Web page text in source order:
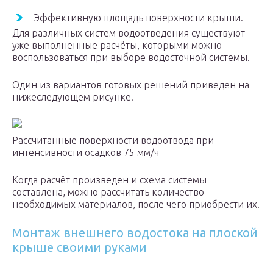
Эффективную площадь поверхности крыши.
Для различных систем водоотведения существуют
уже выполненные расчёты, которыми можно
воспользоваться при выборе водосточной системы.
Один из вариантов готовых решений приведен на
нижеследующем рисунке.
Рассчитанные поверхности водоотвода при
интенсивности осадков 75 мм/ч
Когда расчёт произведен и схема системы
составлена, можно рассчитать количество
необходимых материалов, после чего приобрести их.
Монтаж внешнего водостока на плоской
крыше своими руками